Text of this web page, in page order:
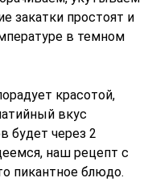
закатки простоят и
в темном
красотой,
вкус
будет через 2
наш рецепт с
пикантное блюдо.